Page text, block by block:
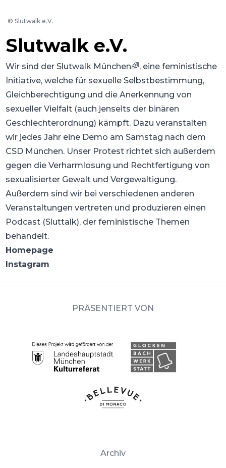
©Slutwalk e.V.
Slutwalk e.V.
Wir sind der Slutwalk München🌈, eine feministische
Initiative, welche für sexuelle Selbstbestimmung,
Gleichberechtigung und die Anerkennung von
sexueller Vielfalt (auch jenseits der binären
Geschlechterordnung) kämpft. Dazu veranstalten
wir jedes Jahr eine Demo am Samstag nach dem
CSD München. Unser Protest richtet sich außerdem
gegen die Verharmlosung und Rechtfertigung von
sexualisierter Gewalt und Vergewaltigung.
Außerdem sind wir bei verschiedenen anderen
Veranstaltungen vertreten und produzieren einen
Podcast (Sluttalk), der feministische Themen
behandelt.
Homepage
Instagram
PRÄSENTIERT VON
Archiv